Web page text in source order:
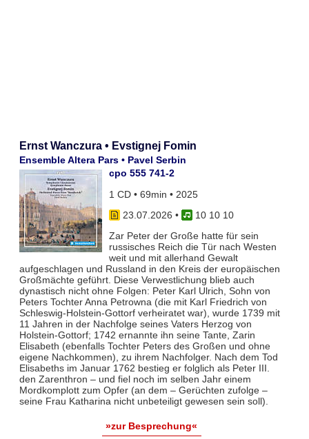
Ernst Wanczura • Evstignej Fomin
Ensemble Altera Pars • Pavel Serbin
cpo 555 741-2
1 CD • 69min • 2025
23.07.2026 •
10 10 10
Zar Peter der Große hatte für sein
russisches Reich die Tür nach Westen
weit und mit allerhand Gewalt
aufgeschlagen und Russland in den Kreis der europäischen
Großmächte geführt. Diese Verwestlichung blieb auch
dynastisch nicht ohne Folgen: Peter Karl Ulrich, Sohn von
Peters Tochter Anna Petrowna (die mit Karl Friedrich von
Schleswig-Holstein-Gottorf verheiratet war), wurde 1739 mit
11 Jahren in der Nachfolge seines Vaters Herzog von
Holstein-Gottorf; 1742 ernannte ihn seine Tante, Zarin
Elisabeth (ebenfalls Tochter Peters des Großen und ohne
eigene Nachkommen), zu ihrem Nachfolger. Nach dem Tod
Elisabeths im Januar 1762 bestieg er folglich als Peter III.
den Zarenthron – und fiel noch im selben Jahr einem
Mordkomplott zum Opfer (an dem – Gerüchten zufolge –
seine Frau Katharina nicht unbeteiligt gewesen sein soll).
»zur Besprechung«